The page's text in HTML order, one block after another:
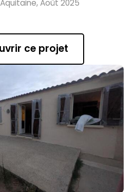
Août 2025
ce projet